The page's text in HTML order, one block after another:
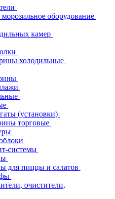
оборудование
камер
холодильные
(установки)
торговые
системы
для пиццы и салатов
очистители,